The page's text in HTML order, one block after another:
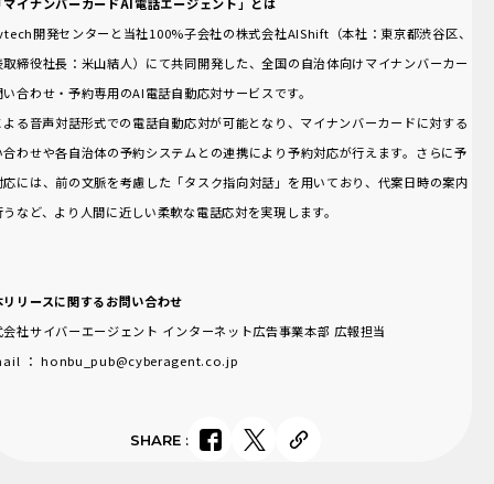
開発センターと当社100%子会社の株式会社AIShift（本社：東京都渋谷区、
取締役社長：米山結人）にて共同開発した、全国の自治体向けマイナンバーカー
合わせ・予約専用のAI電話自動応対サービスです。
る音声対話形式での電話自動応対が可能となり、マイナンバーカードに対する
合わせや各自治体の予約システムとの連携により予約対応が行えます。さらに予
応には、前の文脈を考慮した「タスク指向対話」を用いており、代案日時の案内
など、より人間に近しい柔軟な電話応対を実現します。
リースに関するお問い合わせ
会社サイバーエージェント インターネット広告事業本部 広報担当
： honbu_pub@cyberagent.co.jp
SHARE: